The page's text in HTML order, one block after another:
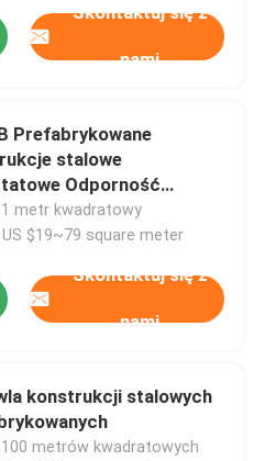
Skontaktuj się z
nami
Prefabrykowane
stalowe
Odporność
klasa A
1 metr kwadratowy
US $19~79 square meter
Skontaktuj się z
nami
konstrukcji stalowych
100 metrów kwadratowych